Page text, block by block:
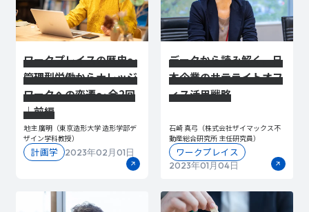
ワークプレイスの歴史～
管理型労働からナレッジ
ワークへの変遷～ 全2回
｜前編
地主 廣明（東京造形大学 造形学部デ
ザイン学科教授）
2023年02月01日
計画学
データから読み解く、日
本企業のサテライトオフ
ィス活用戦略
石崎 真弓（株式会社ザイマックス不
動産総合研究所 主任研究員）
2023年01月04日
ワークプレイス